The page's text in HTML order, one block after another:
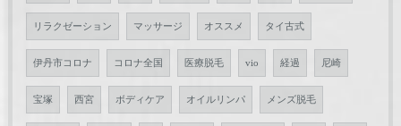
リラクゼーション マッサージ オススメ タイ古式
伊丹市コロナ コロナ全国 医療脱毛 vio 経過 尼崎
宝塚 西宮 ボディケア オイルリンパ メンズ脱毛